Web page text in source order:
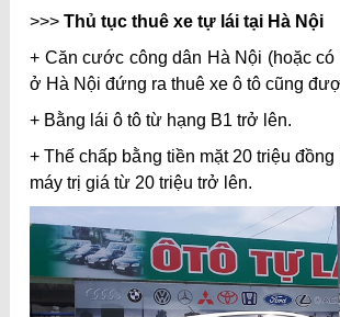
>>> Thủ tục thuê xe tự lái tại Hà Nội
+ Căn cước công dân Hà Nội (hoặc
ở Hà Nội đứng ra thuê xe ô tô cũng
+ Bằng lái ô tô từ hạng B1 trở lên.
+ Thế chấp bằng tiền mặt 20 triệu
máy trị giá từ 20 triệu trở lên.